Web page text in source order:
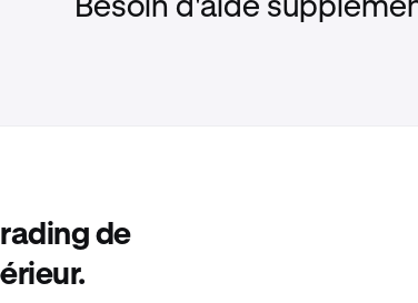
Besoin d'aide
de